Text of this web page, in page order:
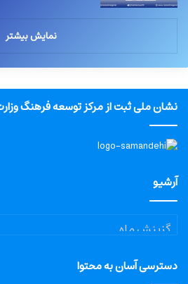
نمایش بیشتر
نشان ملی ثبت از مرکز توسعه فرهنگ
آرشیو
آرشیو
دسترسی آسان به محتوا